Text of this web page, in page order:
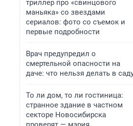
триллер про «свинцового
маньяка» со звездами
сериалов: фото со съемок и
первые подробности
Врач предупредил о
смертельной опасности на
даче: что нельзя делать в
То ли дом, то ли гостиница:
странное здание в частном
секторе Новосибирска